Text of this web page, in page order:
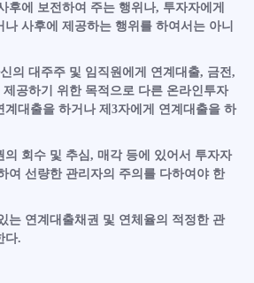
후에 보전하여 주는 행위나, 투자자에게
사후에 제공하는 행위를 하여서는 아니
의 대주주 및 임직원에게 연계대출, 금전,
공하기 위한 목적으로 다른 온라인투자
계대출을 하거나 제3자에게 연계대출을 하
회수 및 추심, 매각 등에 있어서 투자자
여 선량한 관리자의 주의를 다하여야 한
는 연계대출채권 및 연체율의 적정한 관
다.